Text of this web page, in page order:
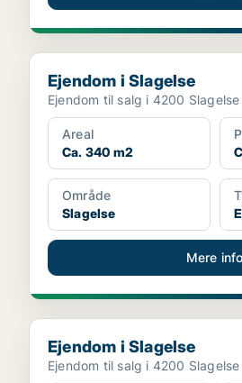
Ejendom i Slagelse
Ejendom i Slagelse
Ejendom til salg i 4200 Slagelse
Areal
Ca. 340 m2
Område
Slagelse
Mere info
Ejendom i Slagelse
Ejendom i Slagelse
Ejendom til salg i 4200 Slagelse